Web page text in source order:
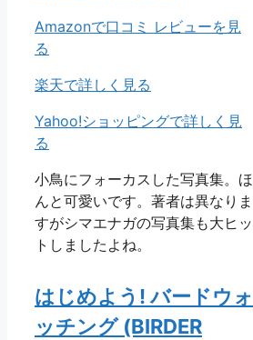
Amazonで口コミ レビューを見
る
楽天で詳しく見る
Yahoo!ショッピングで詳しく見
る
小鳥にフォーカスした写真集。ほ
んと可愛いです。著者は異なりま
すがシマエナガの写真集も大ヒッ
トしましたよね。
はじめよう! バードウォ
ッチング (BIRDER